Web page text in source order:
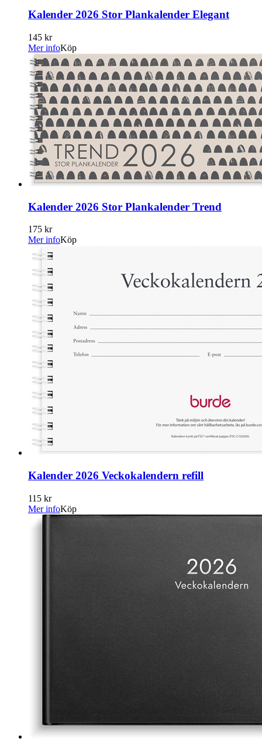
Kalender 2026 Stor Plankalender Elegant
145 kr
Mer infoKöp
Kalender 2026 Stor Plankalender Trend
175 kr
Mer infoKöp
Kalender 2026 Veckokalendern refill
115 kr
Mer infoKöp